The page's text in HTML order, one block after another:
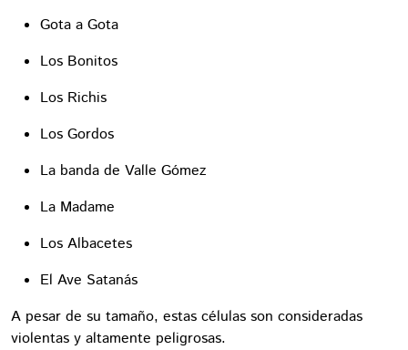
Gota a Gota
Los Bonitos
Los Richis
Los Gordos
La banda de Valle Gómez
La Madame
Los Albacetes
El Ave Satanás
A pesar de su tamaño, estas células son consideradas
violentas y altamente peligrosas.